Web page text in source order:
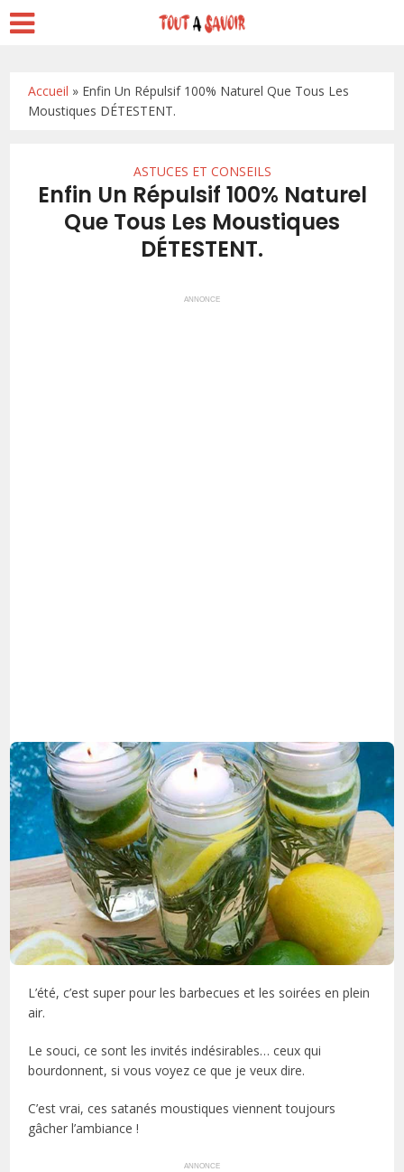
Accueil » Enfin Un Répulsif 100% Naturel Que Tous Les
Moustiques DÉTESTENT.
ASTUCES ET CONSEILS
Enfin Un Répulsif 100% Naturel
Que Tous Les Moustiques
DÉTESTENT.
ANNONCE
L’été, c’est super pour les barbecues et les soirées en plein
air.
Le souci, ce sont les invités indésirables… ceux qui
bourdonnent, si vous voyez ce que je veux dire.
C’est vrai, ces satanés moustiques viennent toujours
gâcher l’ambiance !
ANNONCE